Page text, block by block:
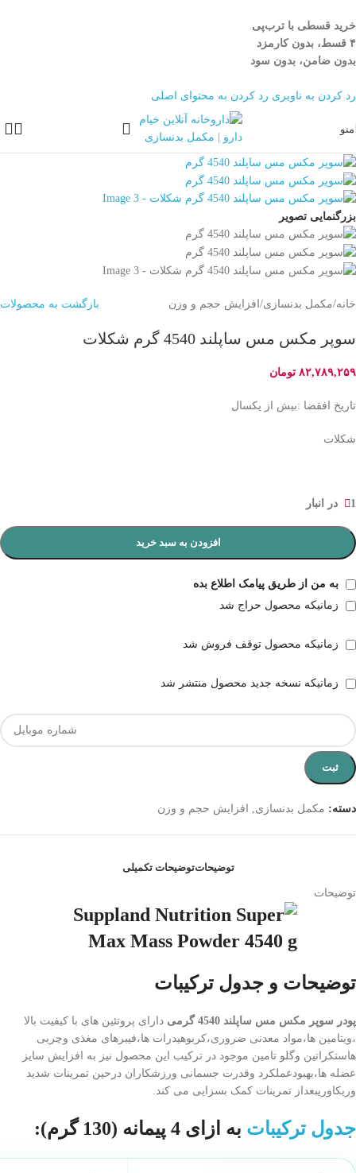
خرید قسطی با ترب‌پی
۴ قسط، بدون کارمزد
بدون ضامن، بدون سود
رد کردن به ناوبری رد کردن به محتوای اصلی
منو
بزرگنمایی تصویر
خانه/مکمل بدنسازی/افزایش حجم و وزن بازگشت به محصولات
سوپر مكس مس ساپلند 4540 گرم شکلات
۸۲,۷۸۹,۲۵۹ تومان
تاریخ افقضا :بیش از یکسال
شکلات
1 در انبار
افزودن به سبد خرید
به من از طریق پیامک اطلاع بده
زمانیکه محصول حراج شد
زمانیکه محصول توقف فروش شد
زمانیکه نسخه جدید محصول منتشر شد
ثبت
دسته: مکمل بدنسازی افزایش حجم و وزن
توضیحاتتوضیحات تکمیلی
توضیحات
توضیحات و جدول ترکیبات
پودر سوپر مکس مس ساپلند 4540 گرمی
دارای پروتئین های با کیفیت بالا
،ویتامین ها،مواد معدنی ضروری،کربوهیدرات ها،فیبرهای مغذی وچربی
هاستکراتین وگلو تامین موجود در ترکیب این محصول نیز به افزایش سایز
عضله ها،بهبودعملکرد وقدرت جسمانی ورزشکاران درحین تمرینات شدید
وریکاوریبعداز تمرینات کمک بسزایی می کند.
جدول ترکیبات به ازای 4 پیمانه (130 گرم):